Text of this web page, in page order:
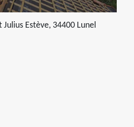
Julius Estève, 34400 Lunel